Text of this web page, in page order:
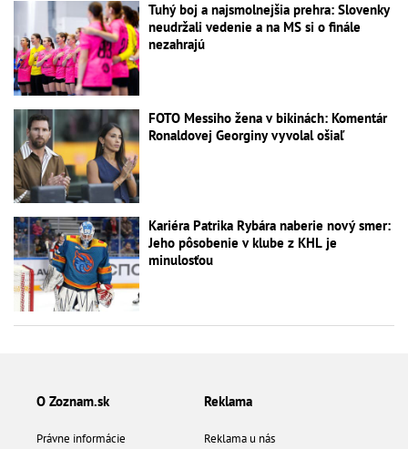
Tuhý boj a najsmolnejšia prehra: Slovenky
neudržali vedenie a na MS si o finále
nezahrajú
FOTO Messiho žena v bikinách: Komentár
Ronaldovej Georginy vyvolal ošiaľ
Kariéra Patrika Rybára naberie nový smer:
Jeho pôsobenie v klube z KHL je
minulosťou
O Zoznam.sk
Právne informácie
Reklama
Reklama u nás